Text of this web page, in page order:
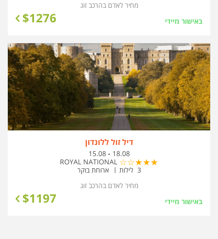
באישור מיידי $1276
מחיר לאדם בהרכבזוג
דיל זול ללונדון
בין
התאריכים,
15.08 - 18.08
ROYAL NATIONAL
3 לילות
ארוחת בוקר
באישור מיידי $1197
מחיר לאדם בהרכבזוג